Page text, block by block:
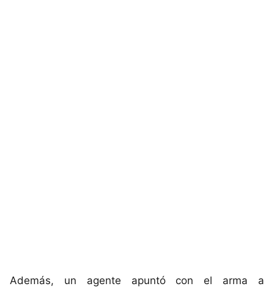
Además, un agente apuntó con el arma a